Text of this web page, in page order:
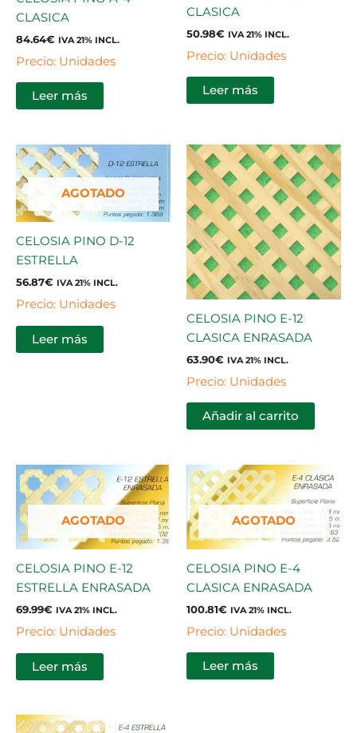
CLASICA
84.64€ IVA 21% INCL.
Precio: Unidades
Leer más
CLASICA
50.98€ IVA 21% INCL.
Precio: Unidades
Leer más
AGOTADO
CELOSIA PINO D-12
ESTRELLA
56.87€ IVA 21% INCL.
Precio: Unidades
Leer más
CELOSIA PINO E-12
CLASICA ENRASADA
63.90€ IVA 21% INCL.
Precio: Unidades
Añadir al carrito
AGOTADO
CELOSIA PINO E-12
ESTRELLA ENRASADA
69.99€ IVA 21% INCL.
Precio: Unidades
Leer más
AGOTADO
CELOSIA PINO E-4
CLASICA ENRASADA
100.81€ IVA 21% INCL.
Precio: Unidades
Leer más